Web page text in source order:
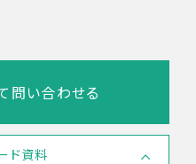
問い合わせる
ド資料